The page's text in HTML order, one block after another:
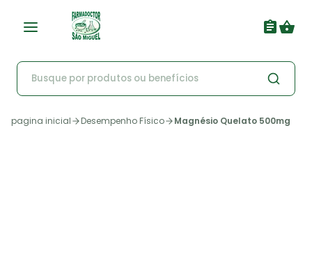
pagina inicial Desempenho Físico Magnésio Quelato 500mg